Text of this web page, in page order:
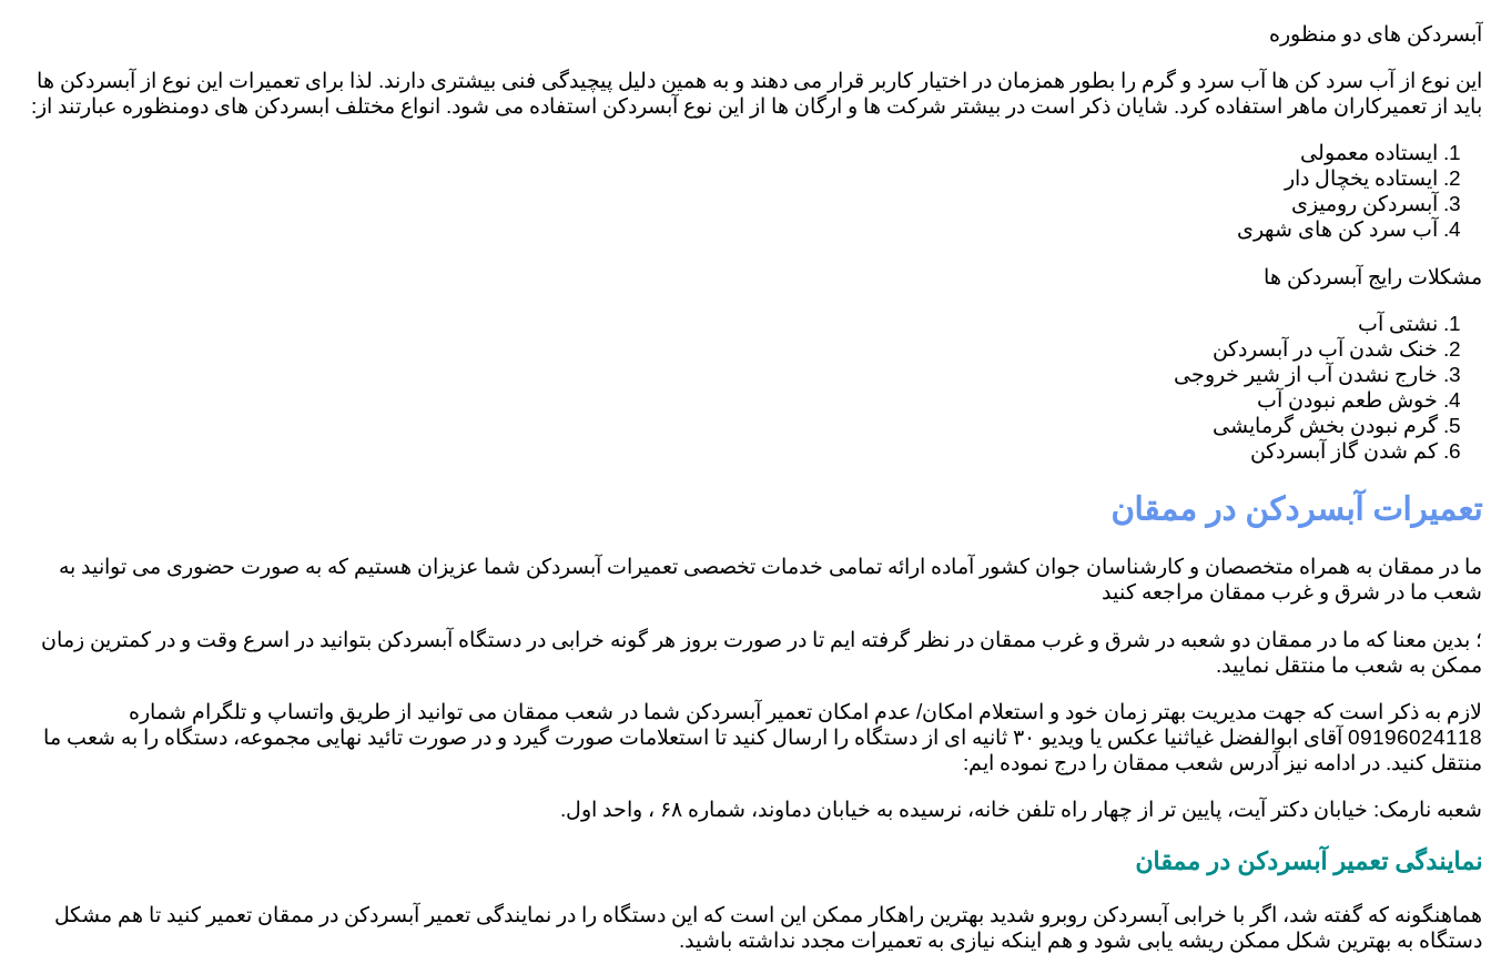
آبسردکن های دو منظوره
این نوع از آب سرد کن ها آب سرد و گرم را بطور همزمان در اختیار کاربر قرار می دهند و به همین دلیل پیچیدگی فنی بیشتری دارند. لذا برای تعمیرات این نوع از آبسردکن ها
باید از تعمیرکاران ماهر استفاده کرد. شایان ذکر است در بیشتر شرکت ها و ارگان ها از این نوع آبسردکن استفاده می شود. انواع مختلف ابسردکن های دومنظوره عبارتند از:
ایستاده معمولی
ایستاده یخچال دار
آبسردکن رومیزی
آب سرد کن های شهری
مشکلات رایج آبسردکن ها
نشتی آب
خنک شدن آب در آبسردکن
خارج نشدن آب از شیر خروجی
خوش طعم نبودن آب
گرم نبودن بخش گرمایشی
کم شدن گاز آبسردکن
تعمیرات آبسردکن در ممقان
ما در ممقان به همراه متخصصان و کارشناسان جوان کشور آماده ارائه تمامی خدمات تخصصی تعمیرات آبسردکن شما عزیزان هستیم که به صورت حضوری می توانید به
شعب ما در شرق و غرب ممقان مراجعه کنید
؛ بدین معنا که ما در ممقان دو شعبه در شرق و غرب ممقان در نظر گرفته ایم تا در صورت بروز هر گونه خرابی در دستگاه آبسردکن بتوانید در اسرع وقت و در کمترین زمان
ممکن به شعب ما منتقل نمایید.
لازم به ذکر است که جهت مدیریت بهتر زمان خود و استعلام امکان/ عدم امکان تعمیر آبسردکن شما در شعب ممقان می توانید از طریق واتساپ و تلگرام شماره
09196024118 آقای ابوالفضل غیاثنیا عکس یا ویدیو ۳۰ ثانیه ای از دستگاه را ارسال کنید تا استعلامات صورت گیرد و در صورت تائید نهایی مجموعه، دستگاه را به شعب ما
منتقل کنید. در ادامه نیز آدرس شعب ممقان را درج نموده ایم:
شعبه نارمک: خیابان دکتر آیت، پایین تر از چهار راه تلفن خانه، نرسیده به خیابان دماوند، شماره ۶۸ ، واحد اول.
نمایندگی تعمیر آبسردکن در ممقان
هماهنگونه که گفته شد، اگر با خرابی آبسردکن روبرو شدید بهترین راهکار ممکن این است که این دستگاه را در نمایندگی تعمیر آبسردکن در ممقان تعمیر کنید تا هم مشکل
دستگاه به بهترین شکل ممکن ریشه یابی شود و هم اینکه نیازی به تعمیرات مجدد نداشته باشید.